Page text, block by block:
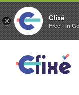
× Cfixé
Free - In